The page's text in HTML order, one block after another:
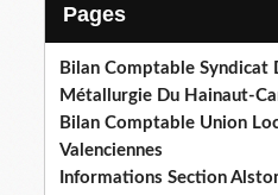
Pages
Bilan Comptable Syndicat
Métallurgie Du Hainaut-
Bilan Comptable Union
Valenciennes
Informations Section